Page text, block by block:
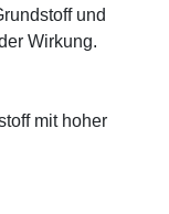
und
Wirkung.
mit hoher